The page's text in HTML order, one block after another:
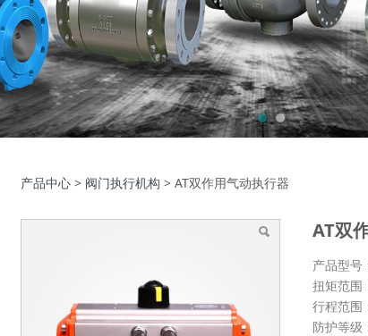
AT双作用气动执行器
产品中心 > 阀门执行机构 > AT双作用气动执行器
AT双
产品型号
扭矩范围
行程范围
防护等级